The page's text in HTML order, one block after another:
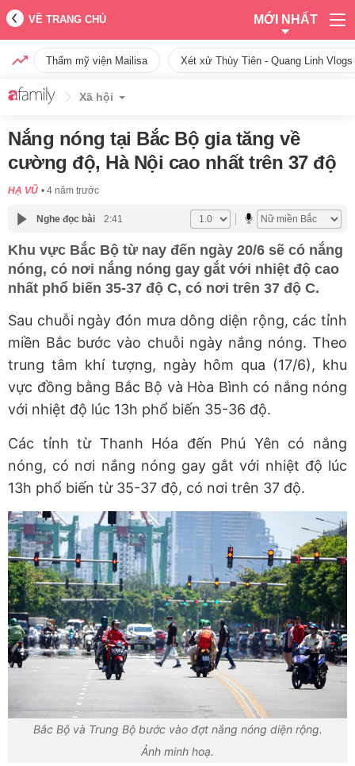
VỀ TRANG CHỦ MỚI NHẤT
Thẩm mỹ viện Mailisa Xét xử Thùy Tiên - Quang Linh
Xã hội
Nắng nóng tại Bắc Bộ gia tăng về
cường độ, Hà Nội cao nhất trên 37 độ
HẠ VŨ 4 năm trước
Nghe đọc bài 2:41
Khu vực Bắc Bộ từ nay đến ngày 20/6 sẽ có nắng
nóng, có nơi nắng nóng gay gắt với nhiệt độ cao
nhất phổ biến 35-37 độ C, có nơi trên 37 độ C.
Sau chuỗi ngày đón mưa dông diện rộng, các tỉnh
miền Bắc bước vào chuỗi ngày nắng nóng. Theo
trung tâm khí tượng, ngày hôm qua (17/6), khu
vực đồng bằng Bắc Bộ và Hòa Bình có nắng nóng
với nhiệt độ lúc 13h phổ biến 35-36 độ.
Các tỉnh từ Thanh Hóa đến Phú Yên có nắng
nóng, có nơi nắng nóng gay gắt với nhiệt độ lúc
13h phổ biến từ 35-37 độ, có nơi trên 37 độ.
Bắc Bộ và Trung Bộ bước vào đợt nắng nóng diện rộng.
Ảnh minh hoạ.